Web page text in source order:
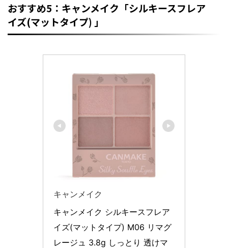
おすすめ5：キャンメイク「シルキースフレア
イズ(マットタイプ) 」
キャンメイク
キャンメイク シルキースフレア
イズ(マットタイプ) M06 リマグ
レージュ 3.8g しっとり 透けマ